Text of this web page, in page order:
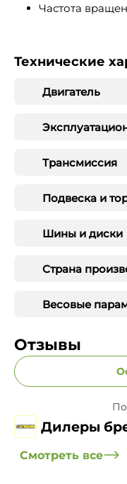
Частота
Технические
Двигатель
Трансмиссия
Подвеска и
Шины и диски
Страна
Весовые
Отзывы
Дилеры
Смотреть все